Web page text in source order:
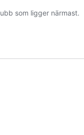
som ligger närmast.